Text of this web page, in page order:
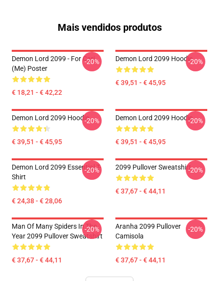
Mais vendidos produtos
Demon Lord 2099 - For Cari
(me) Poster
€ 18,21 - € 42,22
-20% Demon Lord 2099 Hoodie
€ 39,51 - € 45,95
-20%
Demon Lord 2099 Hoodie
€ 39,51 - € 45,95
-20% Demon Lord 2099 Hoodie
€ 39,51 - € 45,95
-20%
Demon Lord 2099 Essential T-
Shirt
€ 24,38 - € 28,06
-20% 2099 Pullover Sweatshirt
€ 37,67 - € 44,11
-20%
Man Of Many Spiders In The
Year 2099 Pullover Sweatshirt
€ 37,67 - € 44,11
-20%
Aranha 2099 Pullover
Camisola
€ 37,67 - € 44,11
-20%